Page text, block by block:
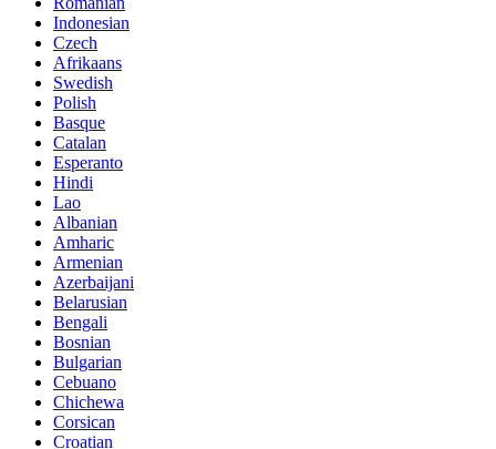
Indonesian
Czech
Afrikaans
Swedish
Polish
Basque
Catalan
Esperanto
Hindi
Lao
Albanian
Amharic
Armenian
Azerbaijani
Belarusian
Bengali
Bosnian
Bulgarian
Cebuano
Chichewa
Corsican
Croatian